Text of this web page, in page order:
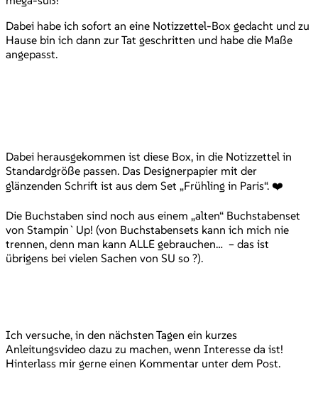
Dabei habe ich sofort an eine Notizzettel-Box gedacht und zu
Hause bin ich dann zur Tat geschritten und habe die Maße
angepasst.
Dabei herausgekommen ist diese Box, in die Notizzettel in
Standardgröße passen. Das Designerpapier mit der
glänzenden Schrift ist aus dem Set „Frühling in Paris“. ❤️
Die Buchstaben sind noch aus einem „alten“ Buchstabenset
von Stampin`Up! (von Buchstabensets kann ich mich nie
trennen, denn man kann ALLE gebrauchen… – das ist
übrigens bei vielen Sachen von SU so ?).
Ich versuche, in den nächsten Tagen ein kurzes
Anleitungsvideo dazu zu machen, wenn Interesse da ist!
Hinterlass mir gerne einen Kommentar unter dem Post.